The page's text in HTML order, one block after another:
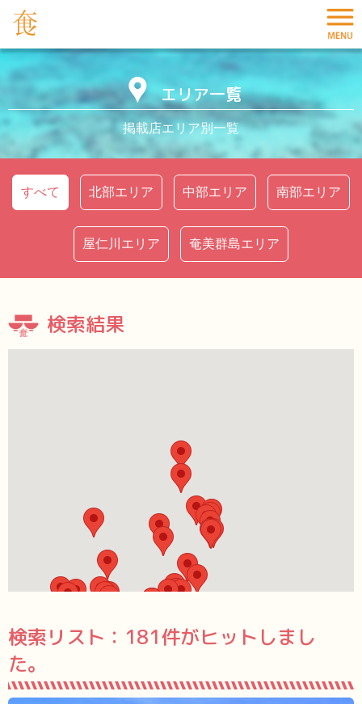
エリア一覧
掲載店エリア別一覧
すべて 北部エリア 中部エリア 南部エリア
屋仁川エリア 奄美群島エリア
検索結果
検索リスト： 181件がヒットしまし
た。